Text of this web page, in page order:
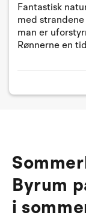
Fantastisk
med
man er
Rønnerne en
Byrum
i